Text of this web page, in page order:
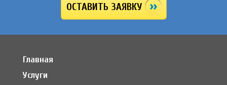
ОСТАВИТЬ ЗАЯВКУ
Главная
Услуги